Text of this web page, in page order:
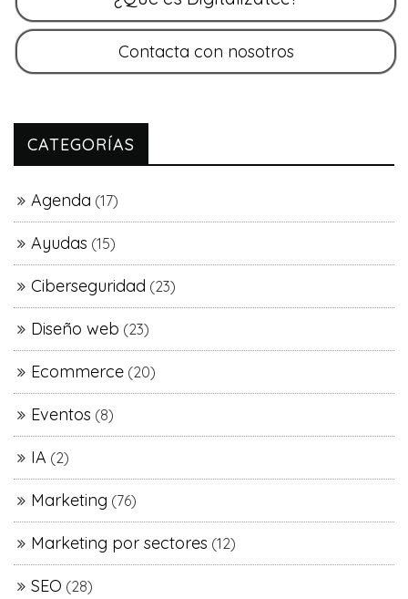
CATEGORÍAS
Agenda (17)
Ayudas (15)
Ciberseguridad (23)
Diseño web (23)
Ecommerce (20)
Eventos (8)
IA (2)
Marketing (76)
Marketing por sectores (12)
SEO (28)